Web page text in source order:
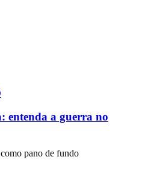
entenda a guerra no
pano de fundo